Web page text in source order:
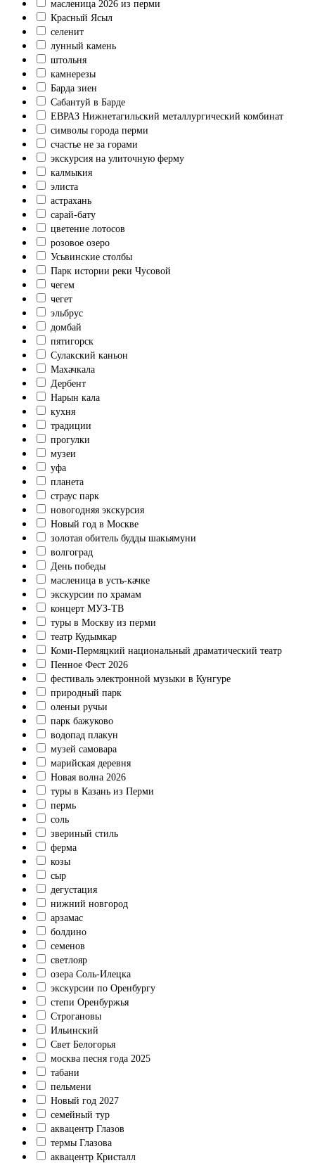
масленица 2026 из перми
Красный Ясыл
селенит
лунный камень
штольня
камнерезы
Барда зиен
Сабантуй в Барде
ЕВРАЗ Нижнетагильский металлургический комбинат
символы города перми
счастье не за горами
экскурсия на улиточную ферму
калмыкия
элиста
астрахань
сарай-бату
цветение лотосов
розовое озеро
Усьвинские столбы
Парк истории реки Чусовой
чегем
чегет
эльбрус
домбай
пятигорск
Сулакский каньон
Махачкала
Дербент
Нарын кала
кухня
традиции
прогулки
музеи
уфа
планета
страус парк
новогодняя экскурсия
Новый год в Москве
золотая обитель будды шакьямуни
волгоград
День победы
масленица в усть-качке
экскурсии по храмам
концерт МУЗ-ТВ
туры в Москву из перми
театр Кудымкар
Коми‑Пермяцкий национальный драматический театр
Пенное Фест 2026
фестиваль электронной музыки в Кунгуре
природный парк
оленьи ручьи
парк бажуково
водопад плакун
музей самовара
марийская деревня
Новая волна 2026
туры в Казань из Перми
пермь
соль
звериный стиль
ферма
козы
сыр
дегустация
нижний новгород
арзамас
болдино
семенов
светлояр
озера Соль-Илецка
экскурсии по Оренбургу
степи Оренбуржья
Строгановы
Ильинский
Свет Белогорья
москва песня года 2025
табани
пельмени
Новый год 2027
семейный тур
аквацентр Глазов
термы Глазова
аквацентр Кристалл